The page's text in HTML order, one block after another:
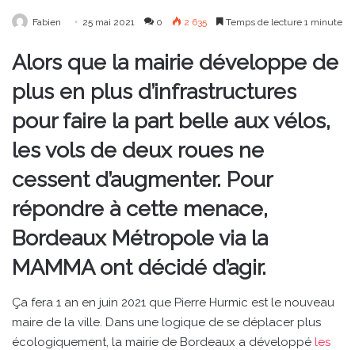
Fabien 25 mai 2021 0 2 635 Temps de lecture 1 minute
Alors que la mairie développe de
plus en plus d’infrastructures
pour faire la part belle aux vélos,
les vols de deux roues ne
cessent d’augmenter. Pour
répondre à cette menace,
Bordeaux Métropole via la
MAMMA ont décidé d’agir.
Ça fera 1 an en juin 2021 que Pierre Hurmic est le nouveau
maire de la ville. Dans une logique de se déplacer plus
écologiquement, la mairie de Bordeaux a développé les